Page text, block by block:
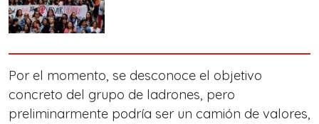
Por el momento, se desconoce el objetivo
concreto del grupo de ladrones, pero
preliminarmente podría ser un camión de valores,